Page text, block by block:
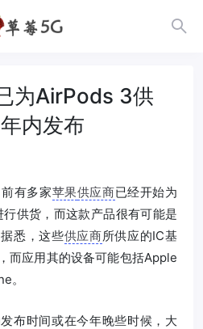
为AirPods 3供
内发布
前有多家苹果供应商已经开始为
行供货，而这款产品很有可能是
悉，这些供应商所供应的IC基
而应用其的设备可能包括Apple
。
布时间或在今年晚些时候，大